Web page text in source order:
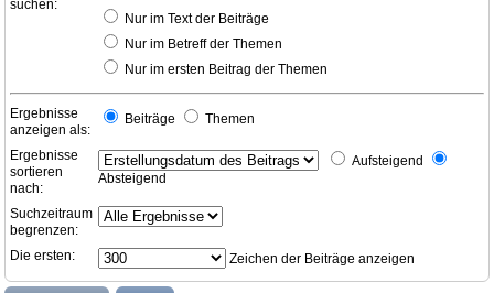
suchen:
Nur im Text der Beiträge
Nur im Betreff der Themen
Nur im ersten Beitrag der Themen
Ergebnisse
anzeigen als:
Beiträge Themen
Ergebnisse
sortieren
nach:
Aufsteigend
Absteigend
Suchzeitraum
begrenzen:
Die ersten:
Zeichen der Beiträge anzeigen